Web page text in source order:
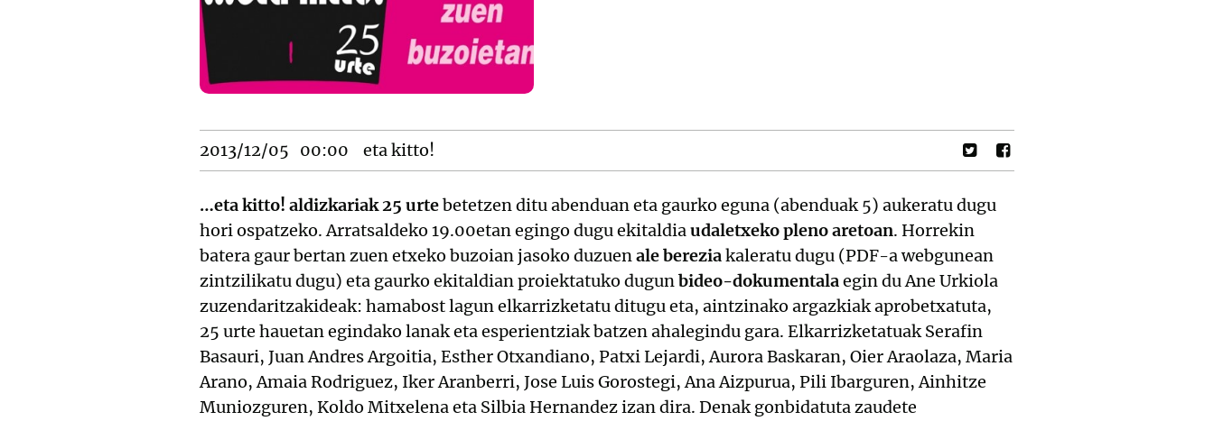
2013/12/05 00:00 eta kitto!
…eta kitto! aldizkariak 25 urtebetetzen ditu abenduan eta gaurko eguna (abenduak 5) aukeratu dugu
hori ospatzeko. Arratsaldeko 19.00etan egingo dugu ekitaldiaudaletxeko pleno aretoan. Horrekin
batera gaur bertan zuen etxeko buzoian jasoko duzuenale bereziakaleratu dugu (PDF-a webgunean
zintzilikatu dugu) eta gaurko ekitaldian proiektatuko dugunbideo-dokumentalaegin du Ane Urkiola
zuzendaritzakideak: hamabost lagun elkarrizketatu ditugu eta, aintzinako argazkiak aprobetxatuta,
25 urte hauetan egindako lanak eta esperientziak batzen ahalegindu gara. Elkarrizketatuak Serafin
Basauri, Juan Andres Argoitia, Esther Otxandiano, Patxi Lejardi, Aurora Baskaran, Oier Araolaza, Maria
Arano, Amaia Rodriguez, Iker Aranberri, Jose Luis Gorostegi, Ana Aizpurua, Pili Ibarguren, Ainhitze
Muniozguren, Koldo Mitxelena eta Silbia Hernandez izan dira. Denak gonbidatuta zaudete